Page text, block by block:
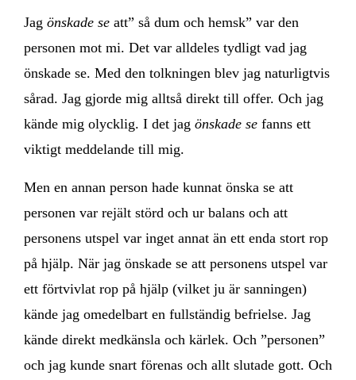
Jag önskade se att” så dum och hemsk” var den
personen mot mi. Det var alldeles tydligt vad jag
önskade se. Med den tolkningen blev jag naturligtvis
sårad. Jag gjorde mig alltså direkt till offer. Och jag
kände mig olycklig. I det jag önskade se fanns ett
viktigt meddelande till mig.
Men en annan person hade kunnat önska se att
personen var rejält störd och ur balans och att
personens utspel var inget annat än ett enda stort rop
på hjälp. När jag önskade se att personens utspel var
ett förtvivlat rop på hjälp (vilket ju är sanningen)
kände jag omedelbart en fullständig befrielse. Jag
kände direkt medkänsla och kärlek. Och ”personen”
och jag kunde snart förenas och allt slutade gott. Och